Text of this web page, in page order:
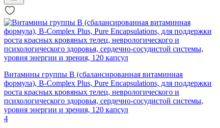
Витамины группы B (сбалансированная витаминная
формула), B-Complex Plus, Pure Encapsulations, для поддержки
роста красных кровяных телец, неврологического и
психологического здоровья, сердечно-сосудистой системы,
уровня энергии и зрения, 120 капсул
4